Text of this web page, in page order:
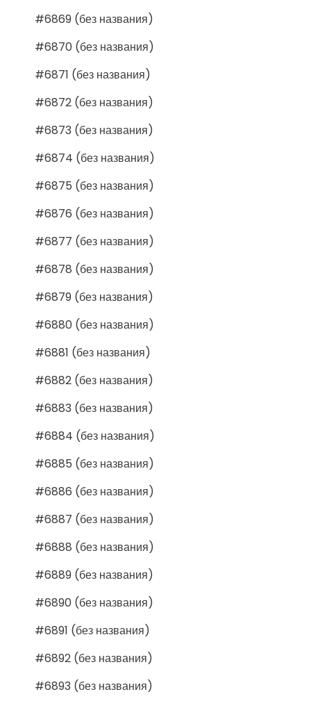
#6869 (без названия)
#6870 (без названия)
#6871 (без названия)
#6872 (без названия)
#6873 (без названия)
#6874 (без названия)
#6875 (без названия)
#6876 (без названия)
#6877 (без названия)
#6878 (без названия)
#6879 (без названия)
#6880 (без названия)
#6881 (без названия)
#6882 (без названия)
#6883 (без названия)
#6884 (без названия)
#6885 (без названия)
#6886 (без названия)
#6887 (без названия)
#6888 (без названия)
#6889 (без названия)
#6890 (без названия)
#6891 (без названия)
#6892 (без названия)
#6893 (без названия)